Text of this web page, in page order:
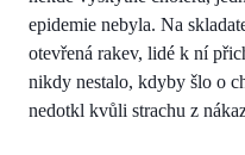
epidemie nebyla. Na
otevřená rakev, lidé k ní
nikdy nestalo, kdyby šlo o
nedotkl kvůli strachu z